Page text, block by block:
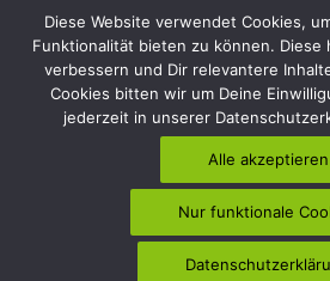
Wir sind Mitglied
Lusatia-Verband
Copyright © 2026Verein der Natur- und
| Powered byAstra
Diese Website verwendet Cookies,
Funktionalität bieten zu können. Diese
verbessern und Dir relevantere
Cookies bitten wir um Deine
jederzeit in unserer
Alle akzeptieren
Nur funktionale